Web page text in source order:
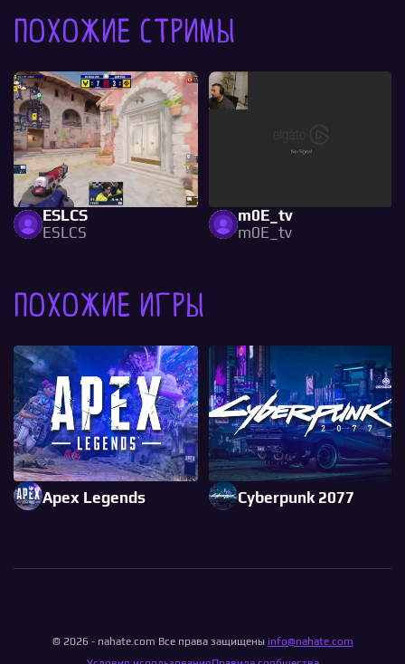
Похожие стримы
ESLCS
ESLCS
m0E_tv
m0E_tv
Похожие игры
Apex Legends Cyberpunk 2077
© 2026 - nahate.com Все права защищены info@nahate.com